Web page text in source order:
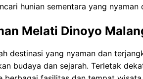
hunian sementara yang nyaman
Melati Dinoyo
destinasi yang nyaman dan
budaya dan sejarah. Terletak